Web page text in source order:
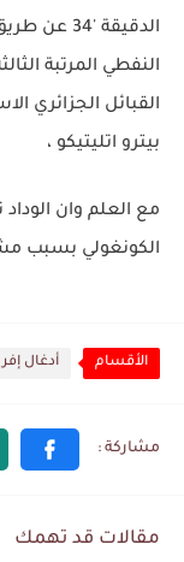
الدقيقة
القبائل الجزائري
بيترو اتليتيكو ،
مع العلم وان
الكونغولي بسبب
الأقسام أدغال
مقالات قد تهمك